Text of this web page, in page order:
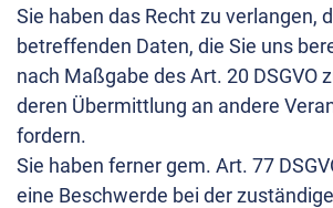
Sie haben das Recht zu verlangen,
betreffenden Daten, die Sie uns
nach Maßgabe des Art. 20 DSGVO
deren Übermittlung an andere
fordern.
Sie haben ferner gem. Art. 77
eine Beschwerde bei der